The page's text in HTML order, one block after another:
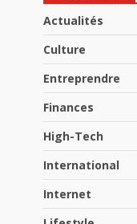
Actualités
Culture
Entreprendre
Finances
High-Tech
International
Internet